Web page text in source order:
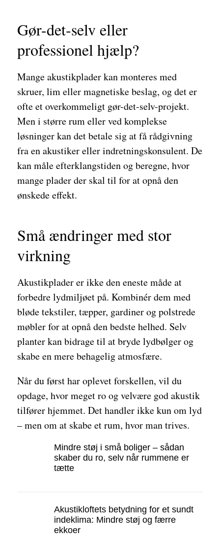
Gør-det-selv eller
professionel hjælp?
Mange akustikplader kan monteres med
skruer, lim eller magnetiske beslag, og det er
ofte et overkommeligt gør-det-selv-projekt.
Men i større rum eller ved komplekse
løsninger kan det betale sig at få rådgivning
fra en akustiker eller indretningskonsulent. De
kan måle efterklangstiden og beregne, hvor
mange plader der skal til for at opnå den
ønskede effekt.
Små ændringer med stor
virkning
Akustikplader er ikke den eneste måde at
forbedre lydmiljøet på. Kombinér dem med
bløde tekstiler, tæpper, gardiner og polstrede
møbler for at opnå den bedste helhed. Selv
planter kan bidrage til at bryde lydbølger og
skabe en mere behagelig atmosfære.
Når du først har oplevet forskellen, vil du
opdage, hvor meget ro og velvære god akustik
tilfører hjemmet. Det handler ikke kun om lyd
– men om at skabe et rum, hvor man trives.
Mindre støj i små boliger – sådan
skaber du ro, selv når rummene er
tætte
Akustikloftets betydning for et sundt
indeklima: Mindre støj og færre
ekkoer